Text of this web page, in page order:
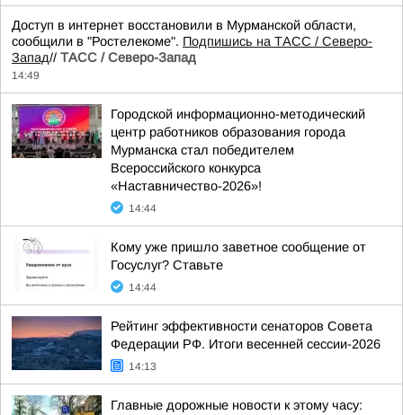
Доступ в интернет восстановили в Мурманской области,
сообщили в "Ростелекоме". Подпишись на ТАСС / Северо-
Запад// ТАСС / Северо-Запад
14:49
Городской информационно-методический
центр работников образования города
Мурманска стал победителем
Всероссийского конкурса
«Наставничество-2026»!
14:44
Кому уже пришло заветное сообщение от
Госуслуг? Ставьте
14:44
Рейтинг эффективности сенаторов Совета
Федерации РФ. Итоги весенней сессии-2026
14:13
Главные дорожные новости к этому часу: